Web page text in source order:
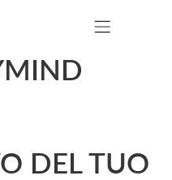
DEL TUO